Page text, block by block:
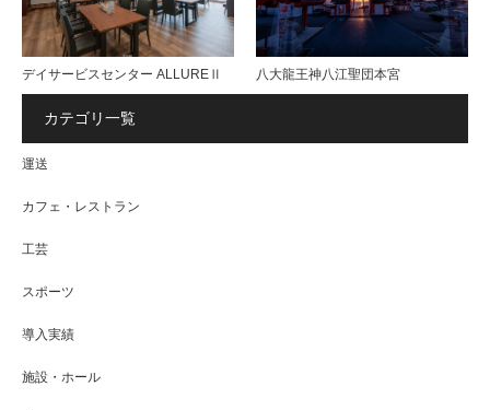
デイサービスセンター ALLUREⅡ 八大龍王神八江聖団本宮
カテゴリ一覧
運送
カフェ・レストラン
工芸
スポーツ
導入実績
施設・ホール